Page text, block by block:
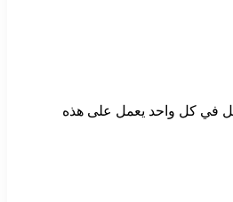
في كل واحد يعمل على هذه